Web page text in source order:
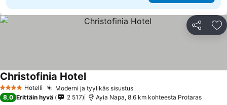
Jaa
4 Tähtiluokitus
Hotelli Moderni ja tyylikäs sisustusKatso hinnat
Christofinia HotelKatso hinnat
8,0 Erittäin hyvä 2 517 Ayia Napa, 8.6 km kohteesta Protaras